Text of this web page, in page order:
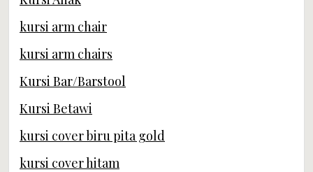
kursi arm chair
kursi arm chairs
Kursi Bar/Barstool
Kursi Betawi
kursi cover biru pita gold
kursi cover hitam